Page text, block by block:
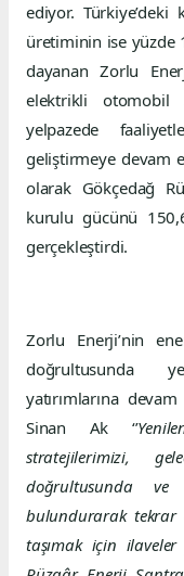
ediyor.
üretiminin ise yüzde
dayanan Zorlu
elektrikli otomobil
yelpazede
geliştirmeye devam
olarak Gökçedağ
kurulu gücünü
gerçekleştirdi.
Zorlu Enerji’nin
doğrultusunda
yatırımlarına
Sinan Ak ‘’
stratejilerimizi,
doğrultusunda
bulundurarak tekrar
taşımak için